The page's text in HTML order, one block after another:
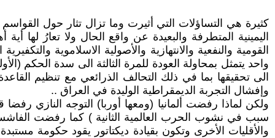
كثيرة هي التساؤلات التي أثيرت وما تزال تثار حول القواسم
اليمينية المتطرفة والبعيدة عن واقع الحال ولا تعارُ
القومية والنفعية والانتهازية والأصولية الاسلاموية
الى تحقيقها بما في ذلك التحالف الذرائعي مع تنظيم
وإفشال التجربة الديمقراطية الوليدة في العراق ..
والأقليات الأخرى وتكون بقيادة ديكتاتور يقود حكومة